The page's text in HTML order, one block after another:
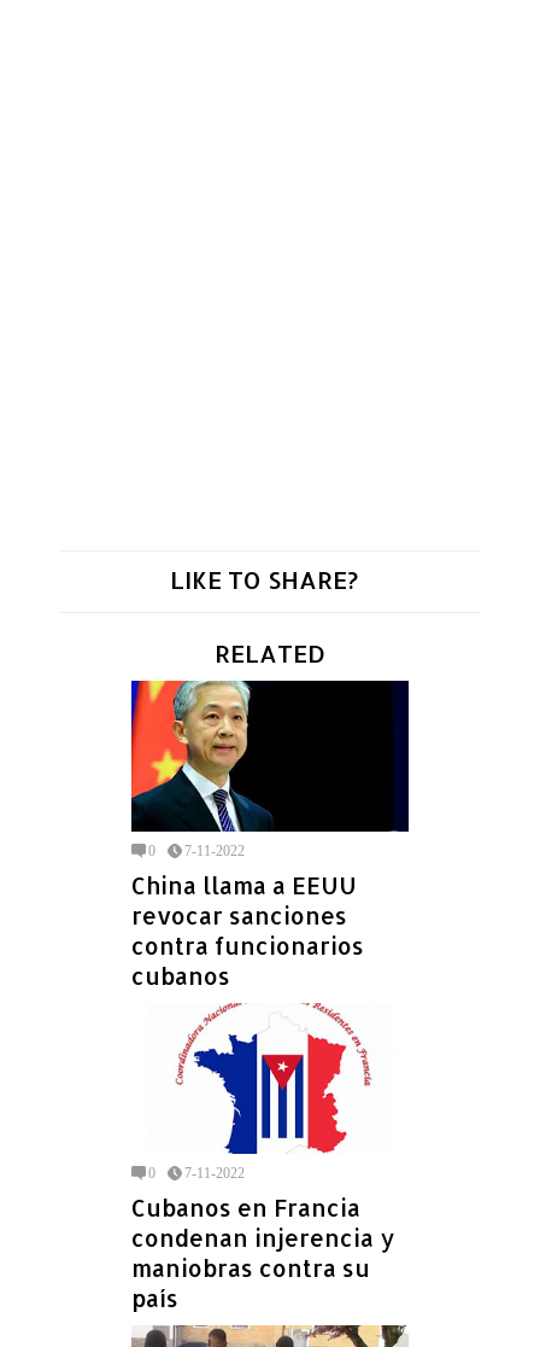
LIKE TO SHARE?
RELATED
0 7-11-2022
China llama a EEUU
revocar sanciones
contra funcionarios
cubanos
0 7-11-2022
Cubanos en Francia
condenan injerencia y
maniobras contra su
país